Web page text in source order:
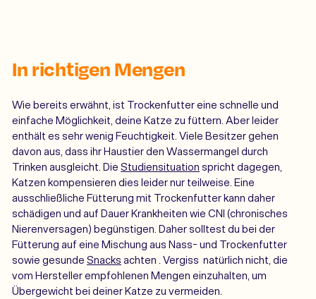
In richtigen Mengen
Wie bereits erwähnt, ist Trockenfutter eine schnelle und
einfache Möglichkeit, deine Katze zu füttern. Aber leider
enthält es sehr wenig Feuchtigkeit. Viele Besitzer gehen
davon aus, dass ihr Haustier den Wassermangel durch
Trinken ausgleicht. Die Studiensituation spricht dagegen,
Katzen kompensieren dies leider nur teilweise. Eine
ausschließliche Fütterung mit Trockenfutter kann daher
schädigen und auf Dauer Krankheiten wie CNI (chronisches
Nierenversagen) begünstigen. Daher solltest du bei der
Fütterung auf eine Mischung aus Nass- und Trockenfutter
sowie gesunde Snacks achten . Vergiss natürlich nicht, die
vom Hersteller empfohlenen Mengen einzuhalten, um
Übergewicht bei deiner Katze zu vermeiden.